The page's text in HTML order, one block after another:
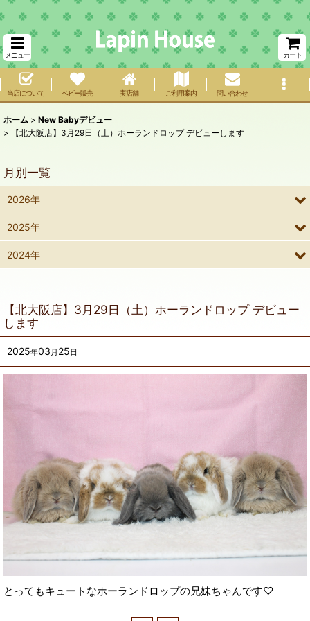
メニュー カート
当店について ベビー販売 実店舗 ご利用案内 問い合わせ
ホーム > New Babyデビュー
>
【北大阪店】3月29日（土）ホーランドロップ デビューします
【北大阪店】3月29日（土）ホーランドロップ デビュー
します
2025年03 月 25日
とってもキュートなホーランドロップの兄妹ちゃんです♡
月別一覧
2026年
2025年
2024年